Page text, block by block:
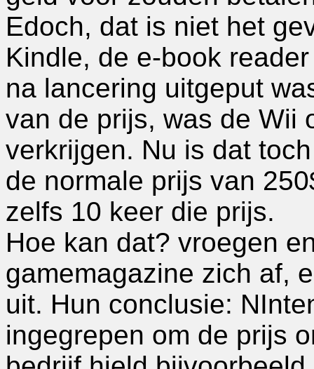
Edoch, dat is niet het
Kindle, de e-book
na lancering uitgeput
van de prijs, was de Wii
verkrijgen. Nu is dat
de normale prijs van
zelfs 10 keer die prijs.
Hoe kan dat? vroegen
gamemagazine zich af,
uit. Hun conclusie:
ingegrepen om de prijs